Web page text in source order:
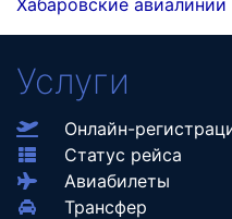
Хабаровские авиалинии
Услуги
Онлайн-
Статус рейса
Авиабилеты
Трансфер